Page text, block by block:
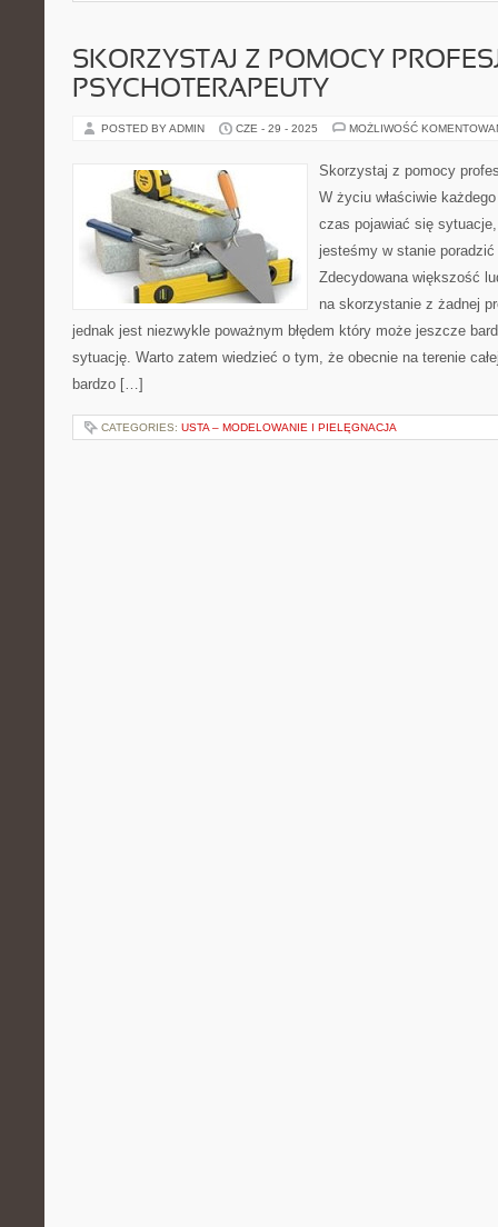
SKORZYSTAJ Z POMOCY
PSYCHOTERAPEUTY
POSTED BY ADMIN CZE - 29 - 2025 MOŻLIWOŚĆ
Skorzystaj z pomocy
W życiu właściwie
czas pojawiać się
jesteśmy w stanie
Zdecydowana większość
na skorzystanie z żadnej
jednak jest niezwykle poważnym błędem który może jeszcze
sytuację. Warto zatem wiedzieć o tym, że obecnie na terenie
bardzo […]
CATEGORIES: USTA – MODELOWANIE I PIELĘGNACJA